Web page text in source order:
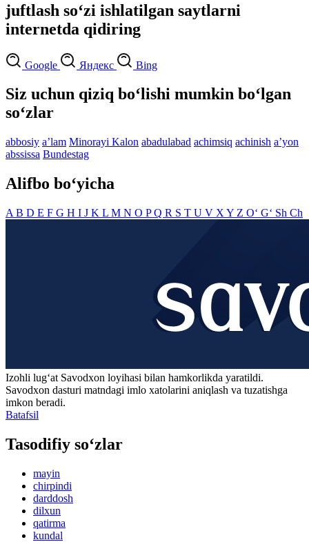
juftlash so‘zi ishlatilgan saytlarni
internetda qidiring
Google Яндекс Bing
Siz uchun qiziq bo‘lishi mumkin bo‘lgan
so‘zlar
abbosiy aʼlam Minorayi Kalon abadulabad achimsiq achinish aʼyon
abssissa Bundestag
Alifbo bo‘yicha
A B D E F G H I J K L M N O PQ R S T U V X Y Z O‘ G‘ Sh Ch
Izohli lugʻat Savodxon loyihasi bilan hamkorlikda yaratildi.
Savodxon dasturi matndagi imlo xatolarini aniqlash va tuzatishga
imkon beradi.
Batafsil
Tasodifiy so‘zlar
mayin
chirpindi
darddosh
dilxun
qatirma
kundal